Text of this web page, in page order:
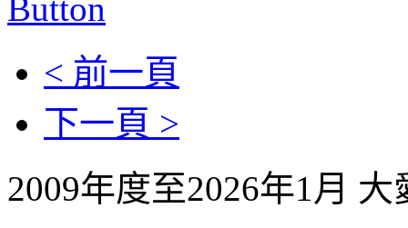
< 前一頁
下一頁 >
2009年度至2026年1月